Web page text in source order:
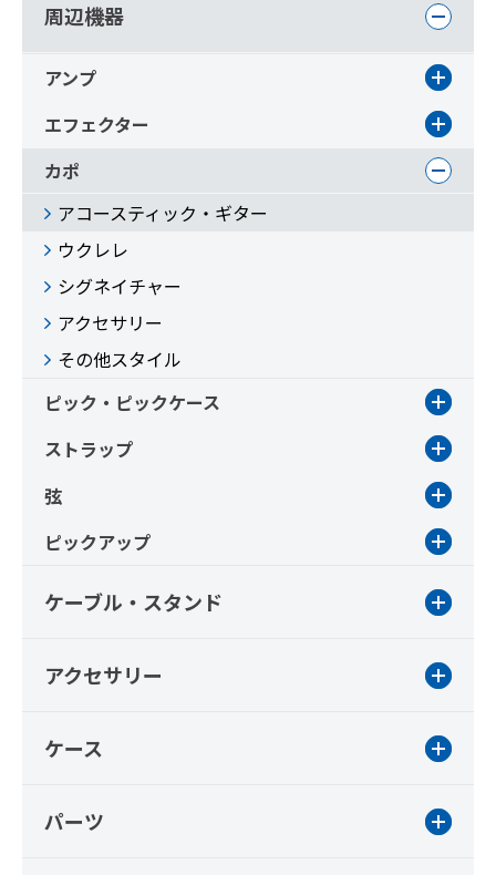
周辺機器
アンプ
エフェクター
カポ
アコースティック・ギター
ウクレレ
シグネイチャー
アクセサリー
その他スタイル
ピック・ピックケース
ストラップ
弦
ピックアップ
ケーブル・スタンド
アクセサリー
ケース
パーツ